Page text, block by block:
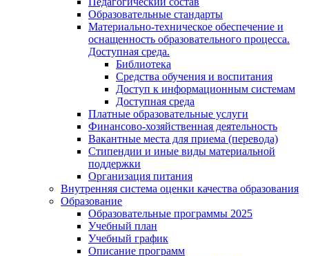
Образовательные стандарты
Материально-техническое обеспечение и
оснащенность образовательного процесса.
Доступная среда.
Библиотека
Средства обучения и воспитания
Доступ к информационным системам
Доступная среда
Платные образовательные услуги
Финансово-хозяйственная деятельность
Вакантные места для приема (перевода)
Стипендии и иные виды материальной
поддержки
Организация питания
Внутренняя система оценки качества образования
Образование
Образовательные программы 2025
Учебный план
Учебный график
Описание программ